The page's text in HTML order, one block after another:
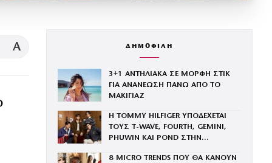
A ΔΗΜΟΦΙΛΗ
3+1 ΑΝΤΗΛΙΑΚΑ ΣΕ ΜΟΡΦΗ ΣΤΙΚ
ΓΙΑ ΑΝΑΝΕΩΣΗ ΠΑΝΩ ΑΠΟ ΤΟ
ΜΑΚΙΓΙΑΖ
Η TOMMY HILFIGER ΥΠΟΔΕΧΕΤΑΙ
ΤΟΥΣ Τ-WAVE, FOURTH, GEMINI,
PHUWIN ΚΑΙ POND ΣΤΗΝ
8 MICRO TRENDS ΠΟΥ ΘΑ ΚΑΝΟΥΝ